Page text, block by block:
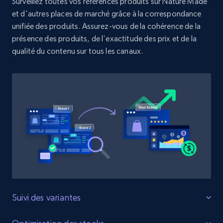
Zara - Products
Category id, Product id, Product name, Price,
Currency, Colour code, Colour, Description, and
Commencer
Zara - Products - discovery by category url
Category id, Product id, Product name, Price,
more.
et d'autres places de marché grâce à la correspondance
unifiée des produits. Assurez-vous de la cohérence de la
présence des produits, de l'exactitude des prix et de la
qualité du contenu sur tous les canaux.
Suivi des variantes